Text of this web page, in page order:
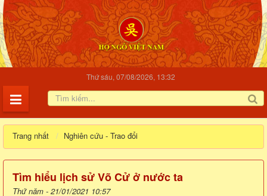
Thứ sáu, 07/08/2026, 13:32
Trang nhất Nghiên cứu - Trao đổi
Tìm hiểu lịch sử Võ Cử ở nước ta
Thứ năm - 21/01/2021 10:57